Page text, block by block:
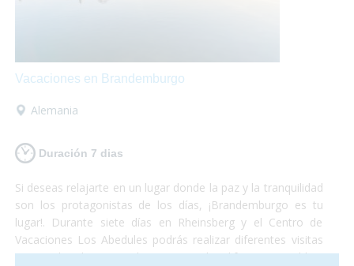
Vacaciones en Brandemburgo
Alemania
Duración 7 dias
Si deseas relajarte en un lugar donde la paz y la tranquilidad
son los protagonistas de los días, ¡Brandemburgo es tu
lugar!. Durante siete días en Rheinsberg y el Centro de
Vacaciones Los Abedules podrás realizar diferentes visitas
tanto culturales como deportivas en los difernetes pueblos,